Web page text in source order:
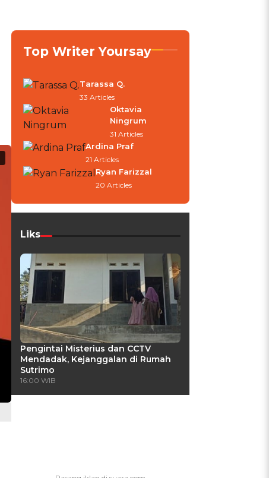
Top Writer Yoursay
Tarassa Q.
33 Articles
Oktavia
Ningrum
31 Articles
Ardina Praf
21 Articles
Ryan Farizzal
20 Articles
Liks
Pengintai Misterius dan CCTV
Mendadak, Kejanggalan di Rumah
Sutrimo
16:00 WIB